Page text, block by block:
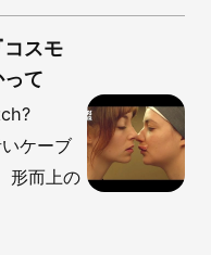
スモ
て
ケーブ
形而上の